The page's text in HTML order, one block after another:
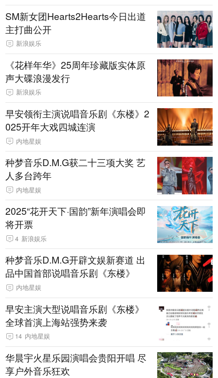
SM新女团Hearts2Hearts今日出道
主打曲公开
新浪娱乐
《花样年华》25周年珍藏版实体原
声大碟浪漫发行
新浪娱乐
早安领衔主演说唱音乐剧《东楼》2
025开年大戏四城连演
内地星娱
种梦音乐D.M.G获二十三项大奖 艺
人多台跨年
内地星娱
2025“花开天下·国韵”新年演唱会即
将开票
4 新浪娱乐
种梦音乐D.M.G开辟文娱新赛道 出
品中国首部说唱音乐剧《东楼》
内地星娱
早安主演大型说唱音乐剧《东楼》
全球首演上海站强势来袭
14 内地星娱
华晨宇火星乐园演唱会贵阳开唱 尽
享户外音乐狂欢